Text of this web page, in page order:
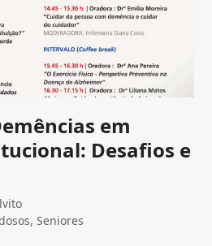
em
Desafios e
,Seniores